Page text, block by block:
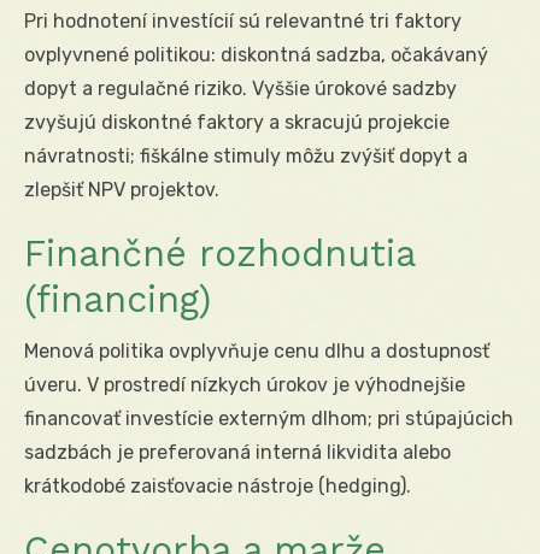
Pri hodnotení investícií sú relevantné tri faktory
ovplyvnené politikou: diskontná sadzba, očakávaný
dopyt a regulačné riziko. Vyššie úrokové sadzby
zvyšujú diskontné faktory a skracujú projekcie
návratnosti; fiškálne stimuly môžu zvýšiť dopyt a
zlepšiť NPV projektov.
Finančné rozhodnutia
(financing)
Menová politika ovplyvňuje cenu dlhu a dostupnosť
úveru. V prostredí nízkych úrokov je výhodnejšie
financovať investície externým dlhom; pri stúpajúcich
sadzbách je preferovaná interná likvidita alebo
krátkodobé zaisťovacie nástroje (hedging).